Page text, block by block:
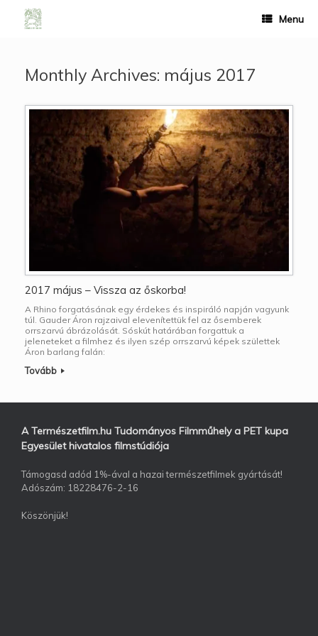
Menu
Monthly Archives: május 2017
2017 május – Vissza az őskorba!
A Rhino forgatásának egy érdekes és inspiráló napján vagyunk
túl. Gauder Áron rajzaival elevenítettük fel az ősemberek
orrszarvú ábrázolását. Sóskút határában forgattuk a
jeleneteket a filmhez és ilyen szép orrszarvú képek születtek
Áron barlang falán:
Tovább
A Természetfilm.hu Tudományos Filmműhely a PET kupa
Egyesület hivatalos filmstúdiója
Támogasd adód 1%-ával a hazai természetfilmek gyártását!
Adószám: 18228476-2-16
Köszönjük!